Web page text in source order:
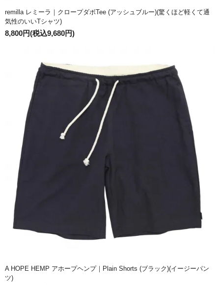
remilla レミーラ｜クロープダボTee (アッシュブルー)(驚くほど軽くて通
気性のいいTシャツ)
8,800円(税込9,680円)
A HOPE HEMP アホープヘンプ｜Plain Shorts (ブラック)(イージーパン
ツ)